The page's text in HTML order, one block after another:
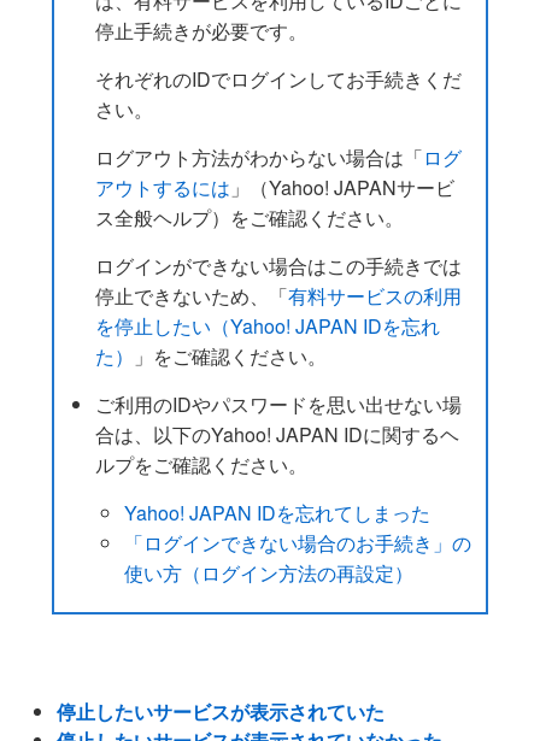
停止手続きが必要です。
それぞれのIDでログインしてお手続きくだ
さい。
ログアウト方法がわからない場合は「ログ
アウトするには 」（Yahoo! JAPANサービ
ス全般ヘルプ）をご確認ください。
ログインができない場合はこの手続きでは
停止できないため、「有料サービスの利用
を停止したい（Yahoo! JAPAN IDを忘れ
た）
」をご確認ください。
ご利用のIDやパスワードを思い出せない場
合は、以下のYahoo! JAPAN IDに関するヘ
ルプをご確認ください。
Yahoo! JAPAN IDを忘れてしまった
「ログインできない場合のお手続き」の
使い方（ログイン方法の再設定）
停止したいサービスが表示されていた